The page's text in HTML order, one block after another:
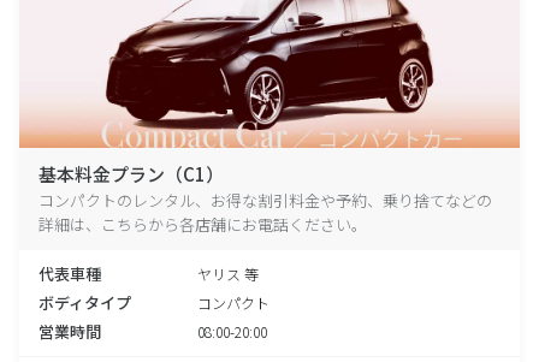
基本料金プラン（C1）
コンパクトのレンタル、お得な割引料金や予約、乗り捨てなどの
詳細は、こちらから各店舗にお電話ください。
代表車種 ヤリス 等
ボディタイプ コンパクト
営業時間 08:00-20:00